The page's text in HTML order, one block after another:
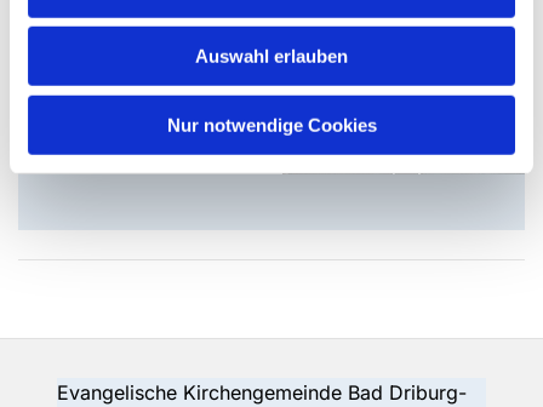
Auswahl erlauben
Nur notwendige Cookies
33184 Altenbeken
Telefon: 05255 6131
katrin.elhaus@kk-
ekvw.de
Evangelische Kirchengemeinde Bad Driburg-